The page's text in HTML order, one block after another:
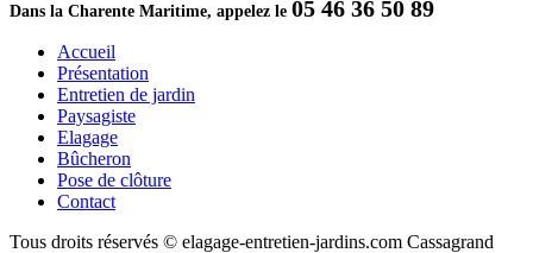
Dans la Charente Maritime, appelez le 05 46 36 50 89
Accueil
Présentation
Entretien de jardin
Paysagiste
Elagage
Bûcheron
Pose de clôture
Contact
Tous droits réservés © elagage-entretien-jardins.com Cassagrand